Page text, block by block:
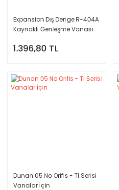
Expansion Dış Denge R-404A
Kaynaklı Genleşme Vanası
1.396,80 TL
Dunan 05 No Orifis - TI Serisi
Vanalar İçin